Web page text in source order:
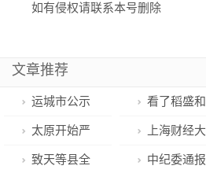
如有侵权请联系本号删除
文章推荐
运城市公示
一批拟任职干
部
看了稻盛和
夫的《活
法》，我才知
太原开始严
查！通达桥、
上海财经大
学召开2022-
致天等县全 中纪委通报